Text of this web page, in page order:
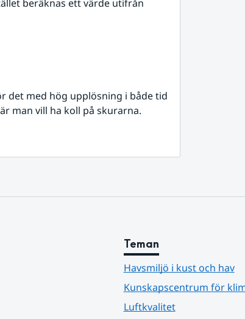
beräknas ett värde utifrån
det med hög upplösning i både tid
man vill ha koll på skurarna.
Teman
Havsmiljö i kust och hav
Kunskapscentrum för
Luftkvalitet